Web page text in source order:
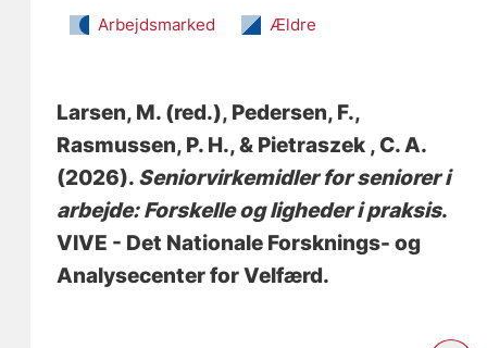
Arbejdsmarked Ældre
Larsen, M. (red.), Pedersen, F.,
Rasmussen, P. H., & Pietraszek , C. A.
(2026). Seniorvirkemidler for seniorer i
arbejde: Forskelle og ligheder i praksis.
VIVE - Det Nationale Forsknings- og
Analysecenter for Velfærd.